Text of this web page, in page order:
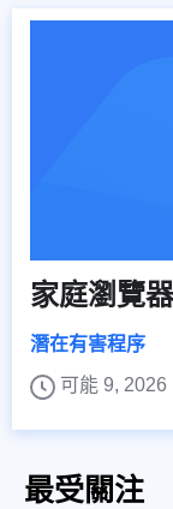
家庭瀏覽器
潛在有害程序
可能 9, 2026
最受關注